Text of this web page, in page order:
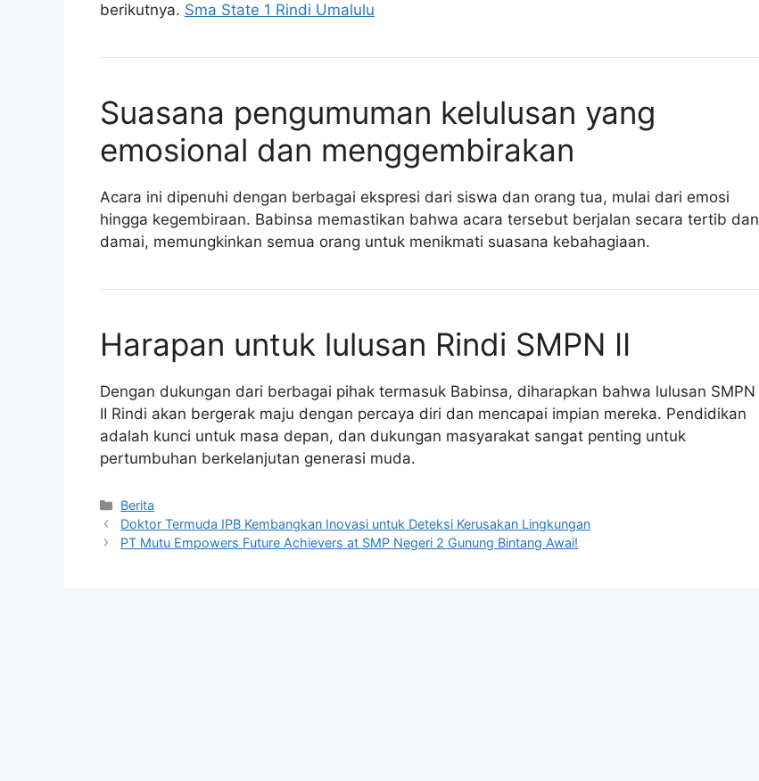
berikutnya. Sma State 1 Rindi Umalulu
Suasana pengumuman kelulusan yang
emosional dan menggembirakan
Acara ini dipenuhi dengan berbagai ekspresi dari siswa dan orang tua, mulai dari emosi
hingga kegembiraan. Babinsa memastikan bahwa acara tersebut berjalan secara tertib dan
damai, memungkinkan semua orang untuk menikmati suasana kebahagiaan.
Harapan untuk lulusan Rindi SMPN II
Dengan dukungan dari berbagai pihak termasuk Babinsa, diharapkan bahwa lulusan SMPN
II Rindi akan bergerak maju dengan percaya diri dan mencapai impian mereka. Pendidikan
adalah kunci untuk masa depan, dan dukungan masyarakat sangat penting untuk
pertumbuhan berkelanjutan generasi muda.
Kategori
Berita
Doktor Termuda IPB Kembangkan Inovasi untuk Deteksi Kerusakan Lingkungan
PT Mutu Empowers Future Achievers at SMP Negeri 2 Gunung Bintang Awai!